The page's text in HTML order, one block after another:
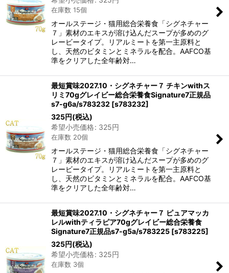
在庫数 15個
オールステージ・猫用総合栄養食「シグネチャー
７」素材のエキスが溶け込んだスープが多めのグ
レービータイプ。リアルミートを第一主原料と
し、天然のビタミンとミネラルを配合。AAFCO基
準をクリアした全年齢対…
最短賞味2027.10・シグネチャー７ チキンwithス
リミ70gグレイビー総合栄養食Signature7正規品
s7-g6a/s783232 [s783232]
325円(税込)
希望小売価格: 325円
在庫数 20個
オールステージ・猫用総合栄養食「シグネチャー
７」素材のエキスが溶け込んだスープが多めのグ
レービータイプ。リアルミートを第一主原料と
し、天然のビタミンとミネラルを配合。AAFCO基
準をクリアした全年齢対…
最短賞味2027.10・シグネチャー７ ピュアマッカ
レルwithティラピア70gグレイビー総合栄養食
Signature7正規品s7-g5a/s783225 [s783225]
325円(税込)
希望小売価格: 325円
在庫数 3個